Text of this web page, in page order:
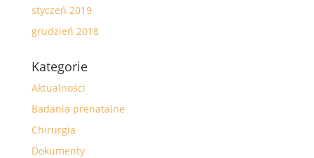
styczeń 2019
grudzień 2018
Kategorie
Aktualności
Badania prenatalne
Chirurgia
Dokumenty